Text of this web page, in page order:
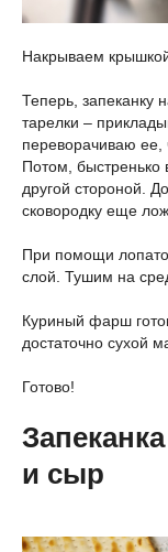
Накрываем
Теперь, запеканку
тарелки –
переворачиваю ее,
Потом, быстренько
другой стороной.
сковородку еще
При помощи
слой. Тушим на
Куриный фарш
достаточно сухой
Готово!
и сыр